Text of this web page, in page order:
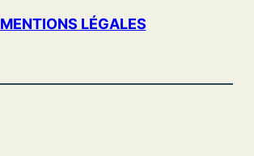
MENTIONS LÉGALES